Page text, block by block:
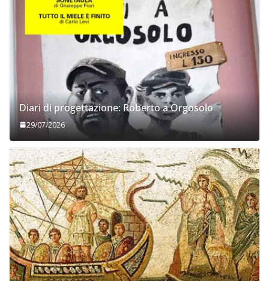
Diari di progettazione: Roberto a Orgosolo
29/07/2026